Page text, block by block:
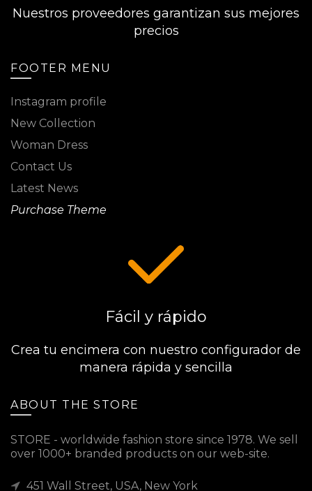
Nuestros proveedores garantizan sus mejores
precios
FOOTER MENU
Instagram profile
New Collection
Woman Dress
Contact Us
Latest News
Purchase Theme
Fácil y rápido
Crea tu encimera con nuestro configurador de
manera rápida y sencilla
ABOUT THE STORE
STORE - worldwide fashion store since 1978. We sell
over 1000+ branded products on our web-site.
451 Wall Street, USA, New York